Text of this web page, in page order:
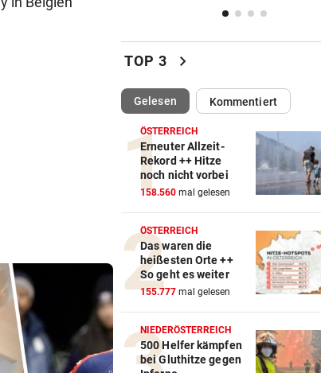
TikTokerin Sydney Towle
Kampf gegen Krebs
ÖSTERREICHER BETROFFEN
Abfallhandel in Südtirol:
Haftbefehle aufgehoben
SCHWERE VERBRENNUNGEN vor
Arbeiter fing im Schlosspark
Laxenburg Feuer
IM EU-VERGLEICH vor
Österreich liegt bei E-Bussen
deutlich zurück
KÄRNTNERIN IN DEN USA
Kurios! WM-Starterin lernte
Youtube das Gehen
TOP 3 chevron_right
Gelesen(ausgewählt)Kommentiert
ÖSTERREICH
Erneuter Allzeit-
Rekord ++ Hitze
noch nicht vorbei
158.560 mal gelesen
ÖSTERREICH
Das waren die
heißesten Orte ++
So geht es weiter
155.777 mal gelesen
NIEDERÖSTERREICH
500 Helfer kämpfen
bei Gluthitze gegen